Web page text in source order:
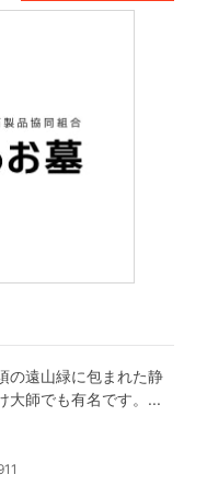
の遠山緑に包まれた静
大師でも有名です。...